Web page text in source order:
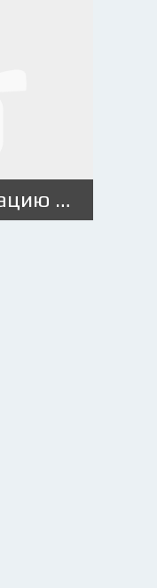
Как проверить регистрацию автомобиля в ГИБДД после продажи?